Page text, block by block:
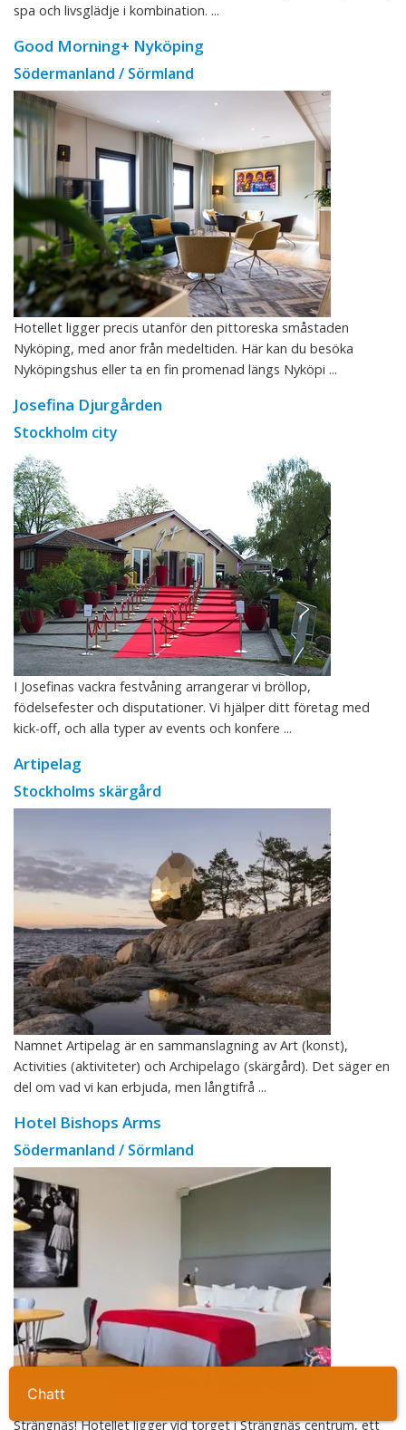
Ta kontakt
spa och livsglädje i kombination. ...
Good Morning+ Nyköping
Södermanland / Sörmland
Hotellet ligger precis utanför den pittoreska småstaden
Nyköping, med anor från medeltiden. Här kan du besöka
Nyköpingshus eller ta en fin promenad längs Nyköpi ...
Josefina Djurgården
Stockholm city
I Josefinas vackra festvåning arrangerar vi bröllop,
födelsefester och disputationer. Vi hjälper ditt företag med
kick-off, och alla typer av events och konfere ...
Artipelag
Stockholms skärgård
Namnet Artipelag är en sammanslagning av Art (konst),
Activities (aktiviteter) och Archipelago (skärgård). Det säger en
del om vad vi kan erbjuda, men långtifrå ...
Hotel Bishops Arms
Södermanland / Sörmland
Bo mitt i centrala Strängnäs på trevliga Hotel Bishops Arms
Strängnäs! Hotellet ligger vid torget i Strängnäs centrum, ett